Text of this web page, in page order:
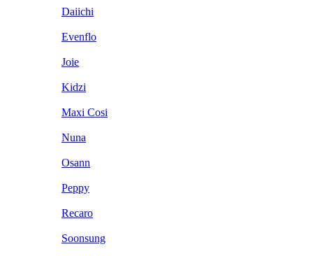
Daiichi
Evenflo
Joie
Kidzi
Maxi Cosi
Nuna
Osann
Peppy
Recaro
Soonsung